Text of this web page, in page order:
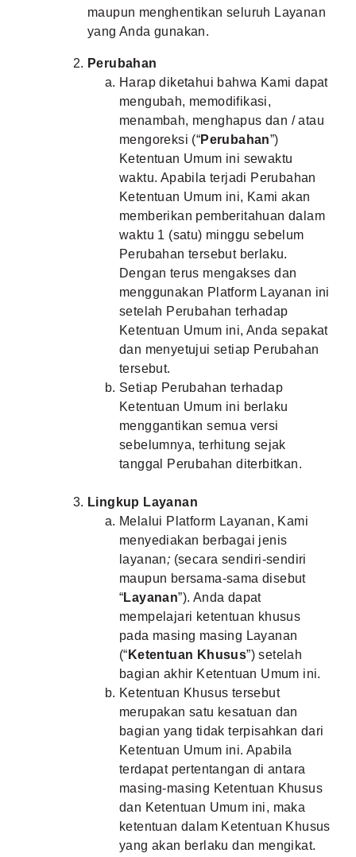
maupun menghentikan seluruh Layanan
yang Anda gunakan.
Perubahan
Harap diketahui bahwa Kami dapat
mengubah, memodifikasi,
menambah, menghapus dan / atau
mengoreksi (“Perubahan”)
Ketentuan Umum ini sewaktu
waktu. Apabila terjadi Perubahan
Ketentuan Umum ini, Kami akan
memberikan pemberitahuan dalam
waktu 1 (satu) minggu sebelum
Perubahan tersebut berlaku.
Dengan terus mengakses dan
menggunakan Platform Layanan ini
setelah Perubahan terhadap
Ketentuan Umum ini, Anda sepakat
dan menyetujui setiap Perubahan
tersebut.
Setiap Perubahan terhadap
Ketentuan Umum ini berlaku
menggantikan semua versi
sebelumnya, terhitung sejak
tanggal Perubahan diterbitkan.
Lingkup Layanan
Melalui Platform Layanan, Kami
menyediakan berbagai jenis
layanan; (secara sendiri-sendiri
maupun bersama-sama disebut
“Layanan”). Anda dapat
mempelajari ketentuan khusus
pada masing masing Layanan
(“ Ketentuan Khusus”) setelah
bagian akhir Ketentuan Umum ini.
Ketentuan Khusus tersebut
merupakan satu kesatuan dan
bagian yang tidak terpisahkan dari
Ketentuan Umum ini. Apabila
terdapat pertentangan di antara
masing-masing Ketentuan Khusus
dan Ketentuan Umum ini, maka
ketentuan dalam Ketentuan Khusus
yang akan berlaku dan mengikat.